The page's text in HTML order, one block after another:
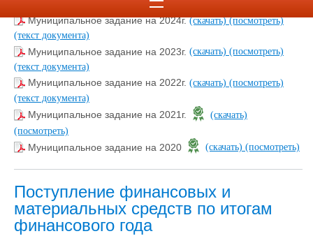
Муниципальное задание на 2024г.(скачать)(посмотреть)
(текст документа)
Муниципальное задание на 2023г. (скачать) (посмотреть)
(текст документа)
Муниципальное задание на 2022г. (скачать) (посмотреть)
(текст документа)
Муниципальное задание на 2021г.
(скачать)
(посмотреть)
Муниципальное задание на 2020 (скачать) (посмотреть)
Поступление финансовых и
материальных средств по итогам
финансового года